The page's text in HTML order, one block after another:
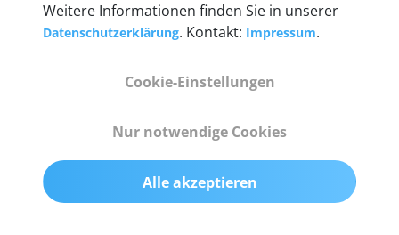
Technische Details &
Gewicht
Weitere Informationen finden Sie in unserer
Datenschutzerklärung. Kontakt: Impressum.
Cookie-Einstellungen
Nur notwendige Cookies
Alle akzeptieren